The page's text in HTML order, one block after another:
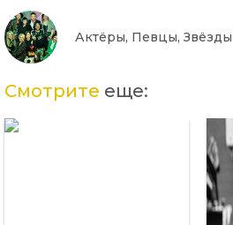
Актёры, Певцы, Звёзды
Смотрите еще: